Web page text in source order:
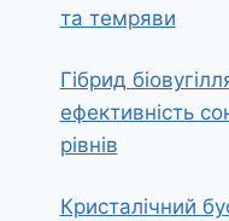
та темряви
Гібрид
ефективність
рівнів
Кристалічний